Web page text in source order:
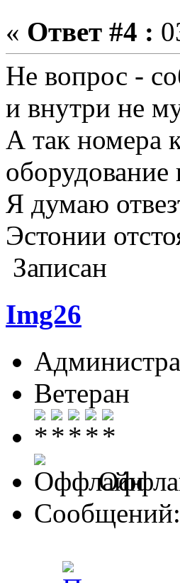
« Ответ #4 :
Не вопрос -
и внутри не
А так номера
оборудование
Я думаю
Эстонии
Записан
Img26
Ветеран